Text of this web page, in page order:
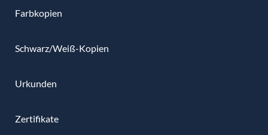
Farbkopien
Schwarz/Weiß-Kopien
Urkunden
Zertifikate